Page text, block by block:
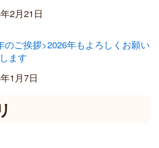
2月21日
のご挨拶>2026年もよろしくお願い
ます
1月7日